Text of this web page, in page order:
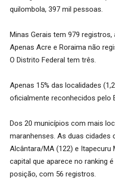
quilombola, 397 mil pessoas.
Minas Gerais tem 979 registros,
Apenas Acre e Roraima não
O Distrito Federal tem três.
Apenas 15% das localidades
oficialmente reconhecidos pelo
Dos 20 municípios com mais
maranhenses. As duas cidades
Alcântara/MA (122) e Itapecuru
capital que aparece no ranking
posição, com 56 registros.